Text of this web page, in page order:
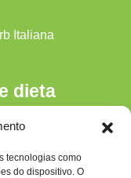
tecnologias como
do dispositivo. O
Italiana
dieta